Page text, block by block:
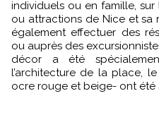
individuels ou en famille,
ou attractions de Nice et sa
également effectuer des
ou auprès des
décor a été
l’architecture de la place,
ocre rouge et beige- ont été